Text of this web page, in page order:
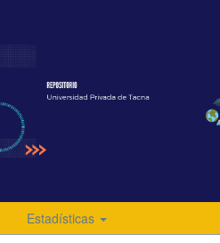
Estadísticas